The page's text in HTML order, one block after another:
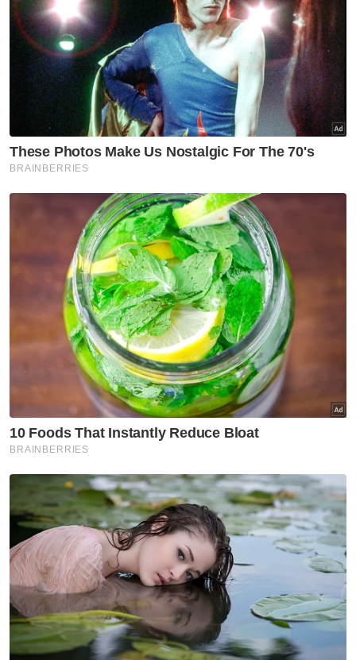
Kejadian pokok tumbang di Tanjung Bungah selepas kejadian
angin kencang pada pagi Selasa. Foto ihsan orang awam
Bagaimanapun katanya, kejadian itu tidak
melibatkan sebarang kecederaan atau
kemalangan jiwa.
"Pokok tua besar amat berbahaya dalam
kawasan populasi bandar yang boleh
menyebabkan kehilangan nyawa serta
kerosakan harta benda.
"Pulau Pinang memerlukan konsep bandar
hijau selamat tanpa pokok tua besar yang
boleh memberi ancaman bahaya kepada
manusia dan harta benda," katanya.
Sementara itu, di Permatang Rawa, Bukit
Mertajam dan Nibong Tebal dilaporkan
berlaku banjir kilat susulan hujan lebat di
negeri ini sejak awal pagi.
Bagaimanapun, setakat ini, butiran lanjut